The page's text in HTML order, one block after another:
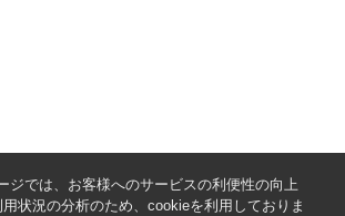
ジでは、お客様へのサービスの利便性の向上
状況の分析のため、cookieを利用しておりま